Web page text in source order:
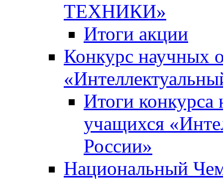
ТЕХНИКИ»
Итоги акции
Конкурс научных
Итоги
учащихся
России»
Национальный